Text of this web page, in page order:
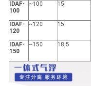
IDAF-
100
~100 15
IDAF-
120
~120 15
IDAF-
150
~150 18,5